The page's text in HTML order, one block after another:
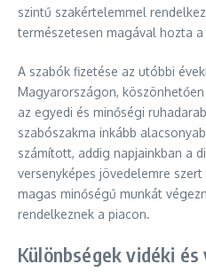
szintű szakértelemmel
természetesen magával hozta
A szabók fizetése az utóbbi
Magyarországon,
az egyedi és minőségi
szabószakma inkább
számított, addig napjainkban a
versenyképes jövedelemre
magas minőségű munkát
rendelkeznek a piacon.
Különbségek vidéki